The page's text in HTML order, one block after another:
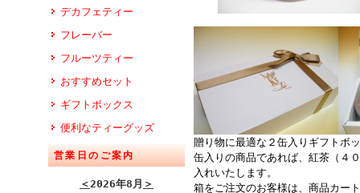
デカフェティー
フレーバー
フルーツティー
おすすめセット
ギフトボックス
便利なティーグッズ
営業日のご案内
＜2026年8月 ＞
贈り物に最適な２缶入りギフトボ
缶入りの商品であれば、紅茶（４
入れいたします。
箱をご注文のお客様は、商品カー